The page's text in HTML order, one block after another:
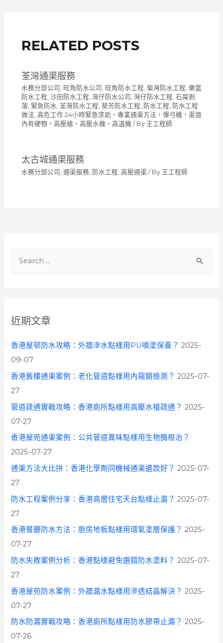
h
f
o
近期文章
香港屋邨防水攻略：外牆滲水點樣用PU噴塗保養？ 2025-
09-07
香港舊樓通渠案例：老化管道點樣用內窺鏡檢測？ 2025-07-
27
管道疏通實戰攻略：香港廁所點樣用高壓水槍疏通？ 2025-
07-27
香港屋苑通渠案例：公共管道異味點樣用生物酶根治？
2025-07-27
通渠方法大比拼：香港化學劑同機械通渠邊款好？ 2025-07-
27
防水工程案例分享：香港高層住宅天台點樣止漏？ 2025-07-
27
香港餐廳防水方法：廚房地板點樣用環氧塗層保護？ 2025-
07-27
防水失敗案例分析：香港點樣避免選錯防水塗料？ 2025-07-
27
香港屋苑防水案例：外牆漏水點樣用滲透結晶解決？ 2025-
07-27
防水防漏實戰攻略：香港廁所點樣用防水膠帶止漏？ 2025-
07-26
RELATED POSTS
荃灣通渠服務
水務分部公司 , 旺角防水公司 , 旺角防水工程, 柴灣防水工程, 樂富
防水工程, 沙田防水工程, 灣仔防水公司 , 灣仔防水工程, 石屎剝
落, 緊急防水, 荃灣防水工程, 葵芳防水工程, 防水工程, 防水工程
做法, 高危工作 24小時緊急求助，專業通渠方法，彈弓機，渠道
內有硬物，高壓槍，高壓水機，高溫機 / By 王工程師
太古城通渠服務
水務分部公司 通渠服務 防水工程 高壓通渠 / By 王工程師